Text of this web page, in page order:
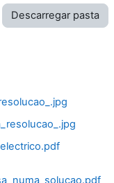
Descarregar pasta